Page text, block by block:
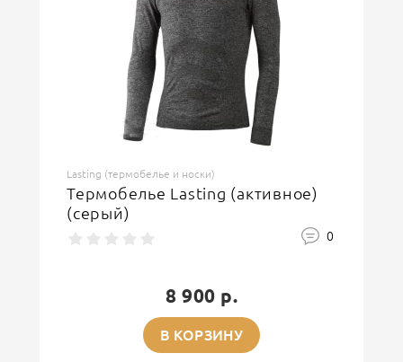
Lasting (термобелье и носки)
Термобелье Lasting (активное)
(серый)
0
8 900 р.
В КОРЗИНУ